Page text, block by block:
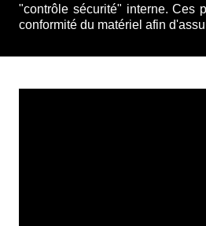
"contrôle sécurité" interne. Ces
conformité du matériel afin